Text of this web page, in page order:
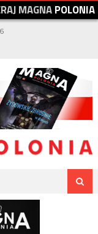
RAJMAGNAPOLONIA